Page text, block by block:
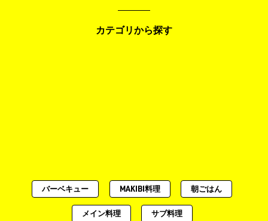
カテゴリから探す
バーベキュー MAKIBI料理 朝ごはん
メイン料理 サブ料理